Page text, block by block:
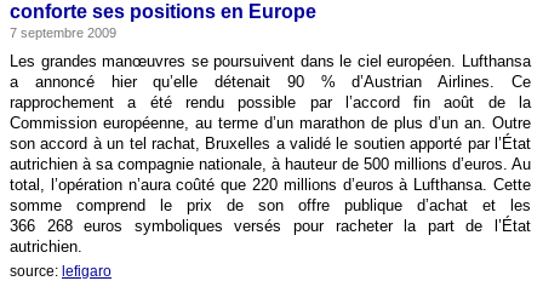
conforte ses positions en Europe
7 septembre 2009
Les grandes manœuvres se poursuivent dans le ciel européen. Lufthansa
a annoncé hier qu’elle détenait 90 % d’Austrian Airlines. Ce
rapprochement a été rendu possible par l’accord fin août de la
Commission européenne, au terme d’un marathon de plus d’un an. Outre
son accord à un tel rachat, Bruxelles a validé le soutien apporté par l’État
autrichien à sa compagnie nationale, à hauteur de 500 millions d’euros. Au
total, l’opération n’aura coûté que 220 millions d’euros à Lufthansa. Cette
somme comprend le prix de son offre publique d’achat et les
366 268 euros symboliques versés pour racheter la part de l’État
autrichien.
source: lefigaro